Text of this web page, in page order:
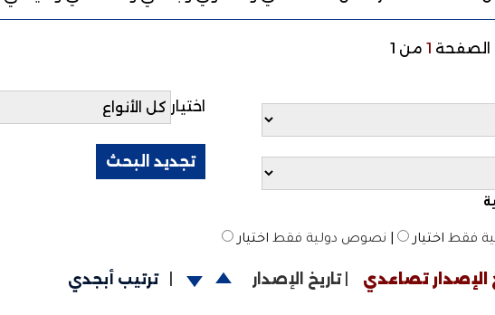
الصفحة 1 من 1
اختيار
اختيار نصوص دولية فقط اختيار
تصاعدي |تاريخ الإصدار ترتيب أبجدي